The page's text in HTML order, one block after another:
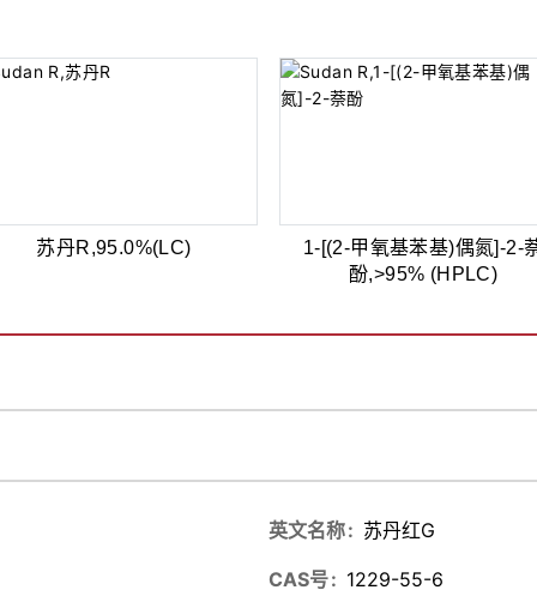
苏丹R,95.0%(LC)
1-[(2-甲氧基苯基)偶氮]-2-
酚,>95% (HPLC)
英文名称 苏丹红G
CAS号 1229-55-6